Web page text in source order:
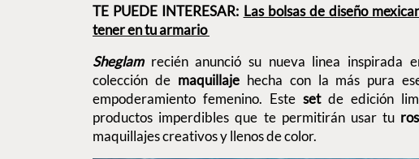
TE PUEDE INTERESAR: Las bolsas de diseño
tener en tu armario
Sheglamrecién anunció su nueva linea inspirada
colección de maquillajehecha con la más pura
empoderamiento femenino. Este setde edición
productos imperdibles que te permitirán usar tu
maquillajes creativos y llenos de color.